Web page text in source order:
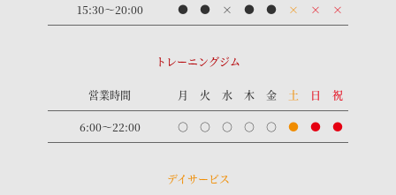
15:30～20:00 ● ● × ● ● × × ×
トレーニングジム
営業時間 月 火 水 木 金 土 日 祝
6:00〜22:00 ○ ○ ○ ○ ○ ● ● ●
デイサービス